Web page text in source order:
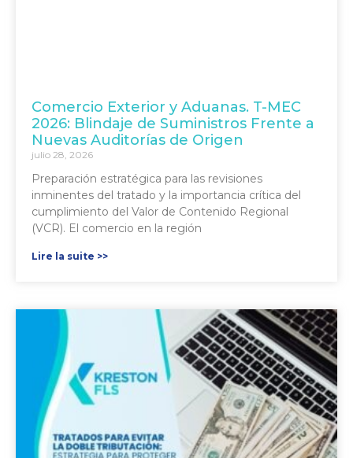
Comercio Exterior y Aduanas. T-MEC
2026: Blindaje de Suministros Frente a
Nuevas Auditorías de Origen
julio 28, 2026
Preparación estratégica para las revisiones
inminentes del tratado y la importancia crítica del
cumplimiento del Valor de Contenido Regional
(VCR). El comercio en la región
Lire la suite >>